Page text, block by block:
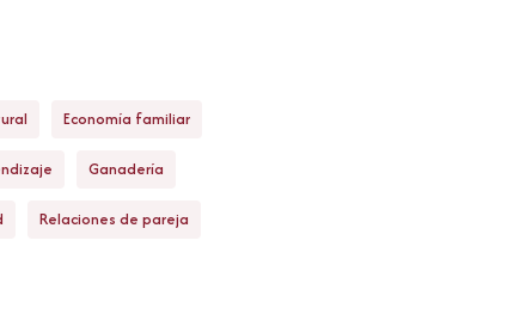
Economía familiar
Ganadería
Relaciones de pareja